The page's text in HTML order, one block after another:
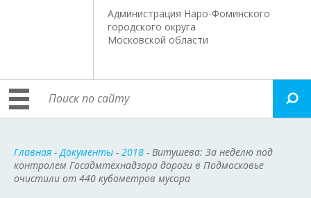
Администрация Наро-Фоминского
городского округа
Московской области
Главная -Документы - 2018 - Витушева: За неделю под
контролем Госадмтехнадзора дороги в Подмосковье
очистили от 440 кубометров мусора